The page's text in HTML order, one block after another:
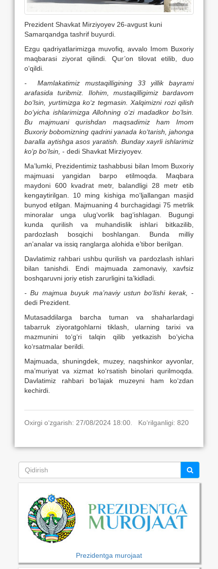
Prezident Shavkat Mirziyoyev 26-avgust kuni
Samarqandga tashrif buyurdi.
Ezgu qadriyatlarimizga muvofiq, avvalo Imom Buxoriy
maqbarasi ziyorat qilindi. Qur’on tilovat etilib, duo
o‘qildi.
- Mamlakatimiz mustaqilligining 33 yillik bayrami
arafasida turibmiz. Ilohim, mustaqilligimiz bardavom
bo‘lsin, yurtimizga ko‘z tegmasin. Xalqimizni rozi qilish
bo‘yicha ishlarimizga Allohning o‘zi madadkor bo‘lsin.
Bu majmuani qurishdan maqsadimiz ham Imom
Buxoriy bobomizning qadrini yanada ko‘tarish, jahonga
baralla aytishga asos yaratish. Bunday xayrli ishlarimiz
ko‘p bo‘lsin, - dedi Shavkat Mirziyoyev.
Ma’lumki, Prezidentimiz tashabbusi bilan Imom Buxoriy
majmuasi yangidan barpo etilmoqda. Maqbara
maydoni 600 kvadrat metr, balandligi 28 metr etib
kengaytirilgan. 10 ming kishiga mo‘ljallangan masjid
bunyod etilgan. Majmuaning 4 burchagidagi 75 metrlik
minoralar unga ulug‘vorlik bag‘ishlagan. Bugungi
kunda qurilish va muhandislik ishlari bitkazilib,
pardozlash bosqichi boshlangan. Bunda milliy
an’analar va issiq ranglarga alohida e’tibor berilgan.
Davlatimiz rahbari ushbu qurilish va pardozlash ishlari
bilan tanishdi. Endi majmuada zamonaviy, xavfsiz
boshqaruvni joriy etish zarurligini ta’kidladi.
- Bu majmua buyuk ma’naviy ustun bo‘lishi kerak,
-
dedi Prezident.
Mutasaddilarga barcha tuman va shaharlardagi
tabarruk ziyoratgohlarni tiklash, ularning tarixi va
mazmunini to‘g‘ri talqin qilib yetkazish bo‘yicha
ko‘rsatmalar berildi.
Majmuada, shuningdek, muzey, naqshinkor ayvonlar,
ma’muriyat va xizmat ko‘rsatish binolari qurilmoqda.
Davlatimiz rahbari bo‘lajak muzeyni ham ko‘zdan
kechirdi.
Oxirgi o‘zgarish: 27/08/2024 18:00. Ko‘rilganligi: 820
Prezidentga murojaat